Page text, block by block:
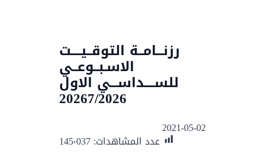
رزنـــامــة التوقــيــــت
الاسـبــوعــي
للســــداســـي الاول
20267/2026
عدد المشاهدات: 145٬037